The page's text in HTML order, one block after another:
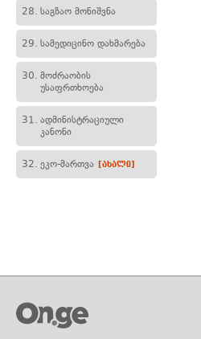
28. საგზაო მონიშვნა
29. სამედიცინო დახმარება
30. მოძრაობის
უსაფრთხოება
31. ადმინისტრაციული
კანონი
32. ეკო-მართვა [ახალი]